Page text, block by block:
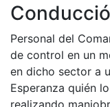
Personal del
de control en un
en dicho sector a
Esperanza quién
realizando